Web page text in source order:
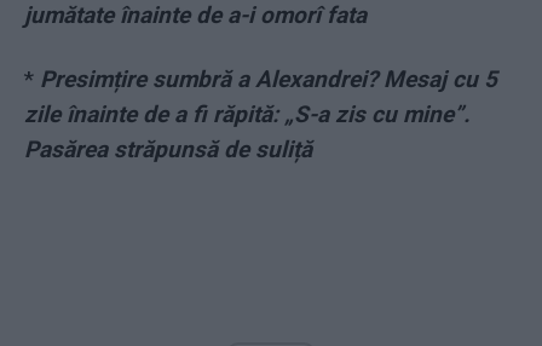
jumătate înainte de a-i omorî fata
* Presimțire sumbră a Alexandrei? Mesaj cu 5
zile înainte de a fi răpită: „S-a zis cu mine”.
Pasărea străpunsă de suliță